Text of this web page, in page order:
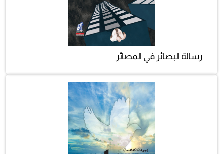
رسالة البصائر في المصائر